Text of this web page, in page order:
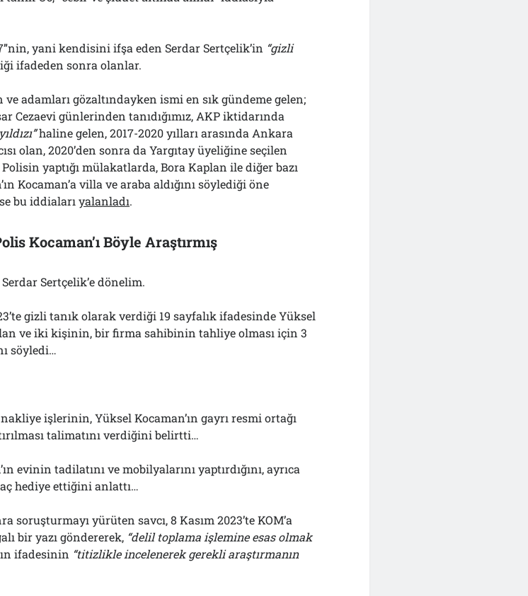
yani kendisini ifşa eden Serdar Sertçelik’in “gizli
ifadeden sonra olanlar.
adamları gözaltındayken ismi en sık gündeme gelen;
Cezaevi günlerinden tanıdığımız, AKP iktidarında
haline gelen, 2017-2020 yılları arasında Ankara
olan, 2020’den sonra da Yargıtay üyeliğine seçilen
Polisin yaptığı mülakatlarda, Bora Kaplan ile diğer bazı
Kocaman’a villa ve araba aldığını söylediği öne
bu iddialarıyalanladı.
Kocaman’ı Böyle Araştırmış
Sertçelik’e dönelim.
gizli tanık olarak verdiği 19 sayfalık ifadesinde Yüksel
ve iki kişinin, bir firma sahibinin tahliye olması için 3
söyledi…
işlerinin, Yüksel Kocaman’ın gayrı resmi ortağı
talimatını verdiğini belirtti…
evinin tadilatını ve mobilyalarını yaptırdığını, ayrıca
hediye ettiğini anlattı…
soruşturmayı yürüten savcı, 8 Kasım 2023’te KOM’a
bir yazı göndererek, “delil toplama işlemine esas olmak
ifadesinin “titizlikle incelenerek gerekli araştırmanın